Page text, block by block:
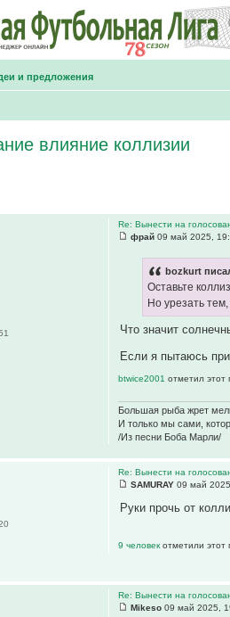
и предложения
влияние коллизии
Re: Вынести на
фрай 09 май 2025,
bozkurt
Оставьте
Но урезать
Что значит
Если я пытаюсь
btwice2001отметил этот
Большая рыба жрет
И только мы сами,
/Из песни Боба Марли/
Re: Вынести на
SAMURAY 09 май
Руки прочь от
9 человекотметили этот
Re: Вынести на
Mikeso 09 май 2025,